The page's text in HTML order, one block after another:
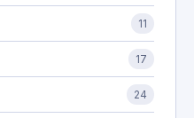
11
17
24